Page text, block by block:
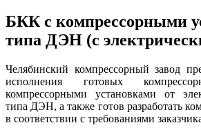
БКК с компрессорными
типа ДЭН (с
Челябинский компрессорный завод
исполнения готовых
компрессорными установками от
типа ДЭН, а также готов разработать
в соответствии с требованиями